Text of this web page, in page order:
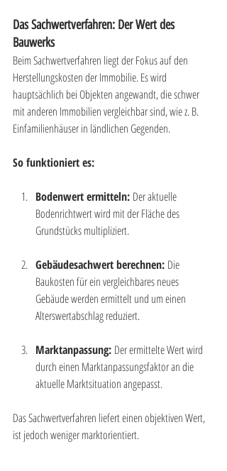
Das Sachwertverfahren: Der Wert des
Bauwerks
Beim Sachwertverfahren liegt der Fokus auf den
Herstellungskosten der Immobilie. Es wird
hauptsächlich bei Objekten angewandt, die schwer
mit anderen Immobilien vergleichbar sind, wie z. B.
Einfamilienhäuser in ländlichen Gegenden.
So funktioniert es:
Bodenwert ermitteln: Der aktuelle
Bodenrichtwert wird mit der Fläche des
Grundstücks multipliziert.
Gebäudesachwert berechnen: Die
Baukosten für ein vergleichbares neues
Gebäude werden ermittelt und um einen
Alterswertabschlag reduziert.
Marktanpassung: Der ermittelte Wert wird
durch einen Marktanpassungsfaktor an die
aktuelle Marktsituation angepasst.
Das Sachwertverfahren liefert einen objektiven Wert,
ist jedoch weniger marktorientiert.